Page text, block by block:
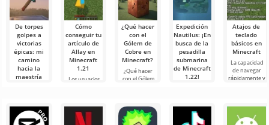
De torpes
golpes a
victorias
épicas: mi
camino
hacia la
maestría
experimentadores
del mundo
Cómo
conseguir tu
artículo de
Allay en
Minecraft
1.21
Los usuarios
ayuda a
recolectar
¿Qué hacer
con el
Gólem de
Cobre en
Minecraft?
¿Qué hacer
con el Gólem
Minecraft
siempre está
Expedición
Nautilus: ¡En
busca de la
pesadilla
submarina
de Minecraft
1.22!
Sinceramente,
todavía estoy
Atajos de
teclado
básicos en
Minecraft
La capacidad
de navegar
rápidamente y
importante